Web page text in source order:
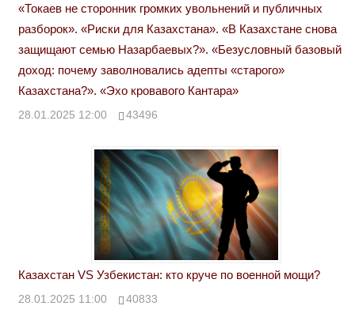
«Токаев не сторонник громких увольнений и публичных
разборок». «Риски для Казахстана». «В Казахстане снова
защищают семью Назарбаевых?». «Безусловный базовый
доход: почему заволновались адепты «старого»
Казахстана?». «Эхо кровавого Кантара»
28.01.2025 12:00 43496
Казахстан VS Узбекистан: кто круче по военной мощи?
28.01.2025 11:00 40833